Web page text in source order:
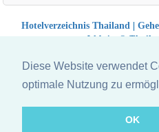
Diese Website verwendet
optimale Nutzung zu
OK
Hotelverzeichnis Thailand |
Website ©